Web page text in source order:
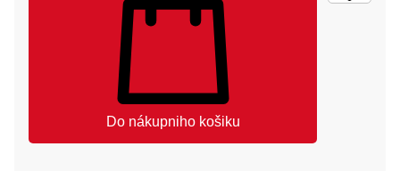
Do nákupniho košiku